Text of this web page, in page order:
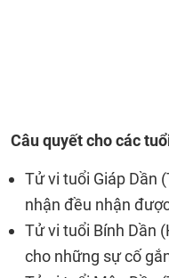
Câu quyết cho các
Tử vi tuổi Giáp Dần
nhận đều nhận
Tử vi tuổi Bính Dần
cho những sự cố